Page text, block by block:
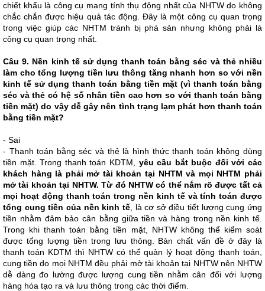
chiết khấu là công cụ mang tính thụ động nhất của NHTW do không
chắc chắn được hiệu quả tác động. Đây là một công cụ quan trọng
trong việc giúp các NHTM tránh bị phá sản nhưng không phải là
công cụ quan trọng nhất.
Câu 9. Nền kinh tế sử dụng thanh toán bằng séc và thẻ nhiều
làm cho tổng lượng tiền lưu thông tăng nhanh hơn so với nền
kinh tế sử dụng thanh toán bằng tiền mặt (vì thanh toán bằng
séc và thẻ có hệ số nhân tiền cao hơn so với thanh toán bằng
tiền mặt) do vậy dễ gây nên tình trạng lạm phát hơn thanh toán
bằng tiền mặt?
- Sai
- Thanh toán bằng séc và thẻ là hình thức thanh toán không dùng
tiền mặt. Trong thanh toán KDTM, yêu cầu bắt buộc đối với các
khách hàng là phải mở tài khoản tại NHTM và mọi NHTM phải
mở tài khoản tại NHTW. Từ đó NHTW có thể nắm rõ được tất cả
mọi hoạt động thanh toán trong nền kinh tế và tính toán được
tổng cung tiền của nền kinh tế, là cơ sở điều tiết lượng cung ứng
tiền nhằm đảm bảo cân bằng giữa tiền và hàng trong nền kinh tế.
Trong khi thanh toán bằng tiền mặt, NHTW không thể kiểm soát
được tổng lượng tiền trong lưu thông. Bản chất vấn đề ở đây là
thanh toán KDTM thì NHTW có thể quản lý hoạt động thanh toán,
cung tiền do mọi NHTM đều phải mở tài khoản tại NHTW nên NHTW
dễ dàng đo lường được lượng cung tiền nhằm cân đối với lượng
hàng hóa tạo ra và lưu thông trong các thời điểm.